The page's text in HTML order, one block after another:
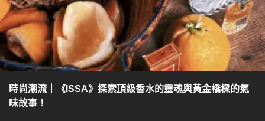
時尚潮流｜《ISSA》探索頂級香水的靈魂與黃金橋樑的氣
味故事！